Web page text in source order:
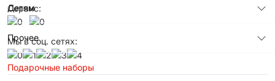
Детям
Прочее
Подарочные наборы
Сервис:
Мы в соц. сетях: